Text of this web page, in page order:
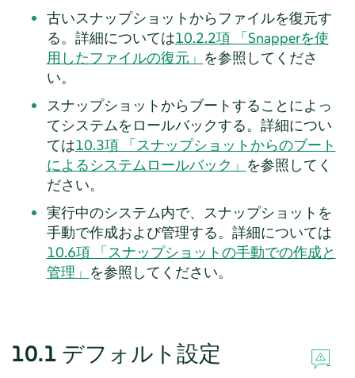
古いスナップショットからファイルを復元す
る。詳細については10.2.2項 「Snapperを使
用したファイルの復元」 を参照してくださ
い。
スナップショットからブートすることによっ
てシステムをロールバックする。詳細につい
ては10.3項 「スナップショットからのブート
によるシステムロールバック」 を参照してく
ださい。
実行中のシステム内で、スナップショットを
手動で作成および管理する。詳細については
10.6項 「スナップショットの手動での作成と
管理」 を参照してください。
10.1 デフォルト設定